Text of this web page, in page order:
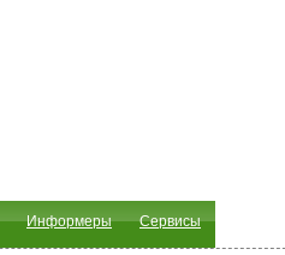
Информеры Сервисы